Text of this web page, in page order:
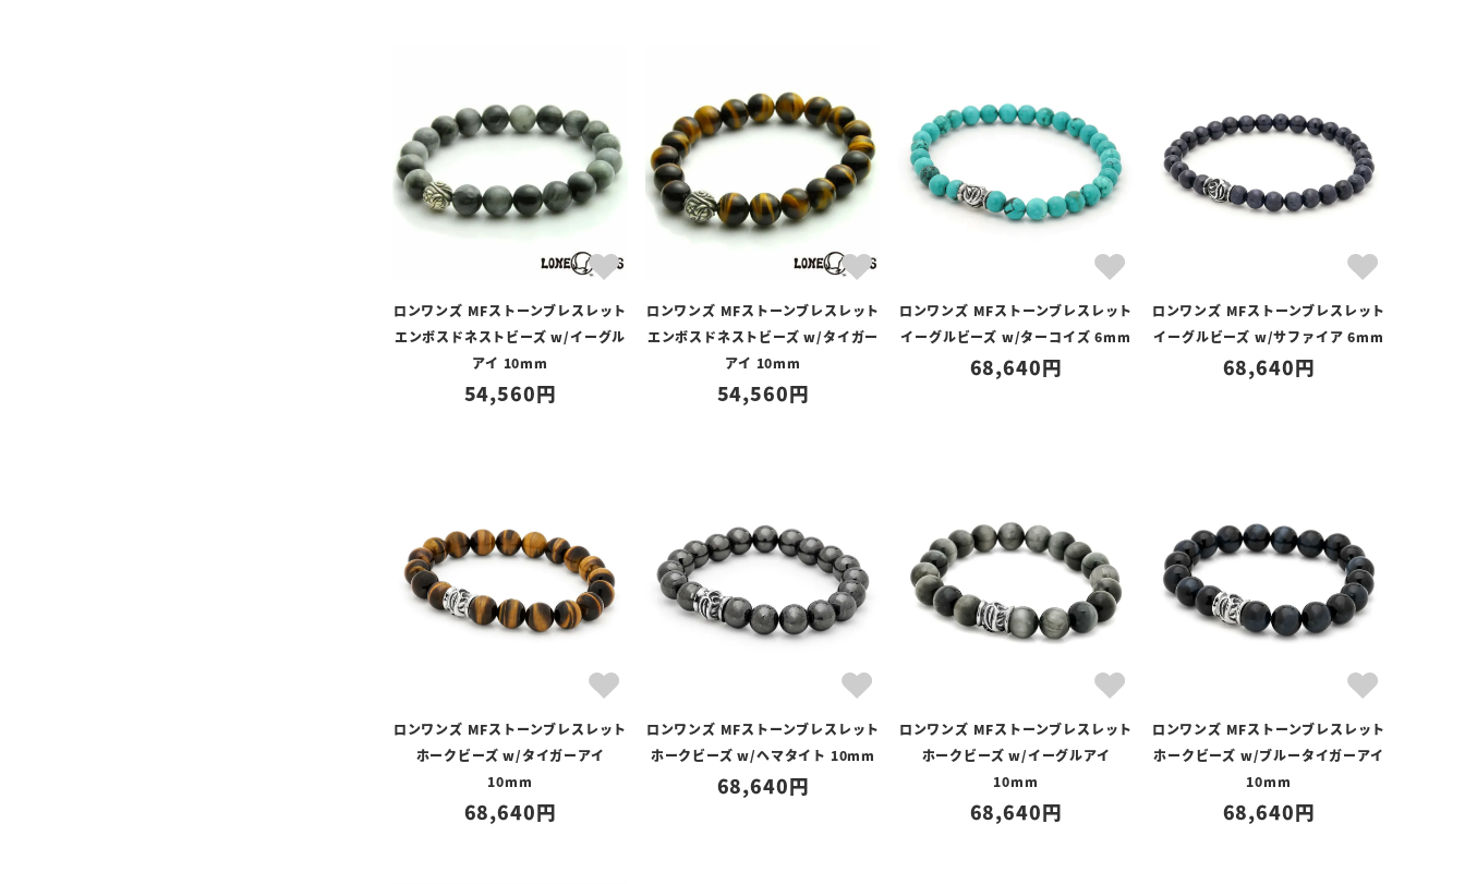
ロンワンズ MFストーンブレスレット
エンボスドネストビーズ w/イーグル
アイ 10mm
54,560
ロンワンズ MFストーンブレスレット
エンボスドネストビーズ w/タイガー
アイ 10mm
54,560
ロンワンズ MFストーンブレスレット
イーグルビーズ w/ターコイズ 6mm
68,640
ロンワンズ MFストーンブレスレット
イーグルビーズ w/サファイア 6mm
68,640
ロンワンズ MFストーンブレスレット
ホークビーズ w/タイガーアイ
10mm
68,640
ロンワンズ MFストーンブレスレット
ホークビーズ w/ヘマタイト 10mm
68,640
ロンワンズ MFストーンブレスレット
ホークビーズ w/イーグルアイ
10mm
68,640
ロンワンズ MFストーンブレスレット
ホークビーズ w/ブルータイガーアイ
10mm
68,640